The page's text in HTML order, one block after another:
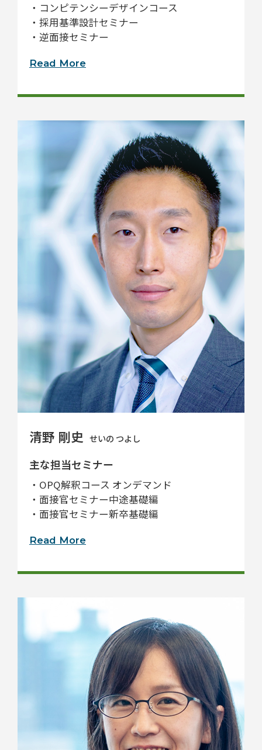
・コンピテンシーデザインコース
・採用基準設計セミナー
・逆面接セミナー
Read More
清野 剛史 せいの つよし
主な担当セミナー
・OPQ解釈コース オンデマンド
・面接官セミナー中途基礎編
・面接官セミナー新卒基礎編
Read More